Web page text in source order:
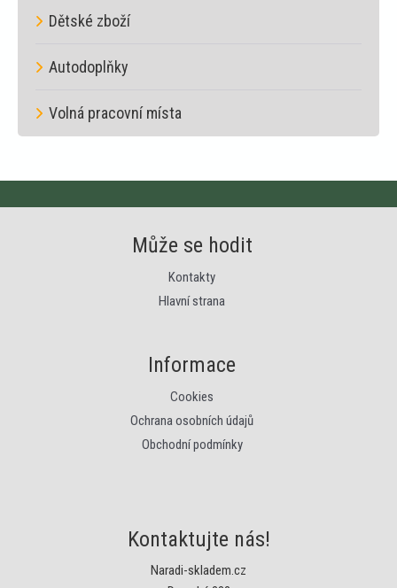
Dětské zboží
Autodoplňky
Volná pracovní místa
Může se hodit
Kontakty
Hlavní strana
Informace
Cookies
Ochrana osobních údajů
Obchodní podmínky
Kontaktujte nás!
Naradi-skladem.cz